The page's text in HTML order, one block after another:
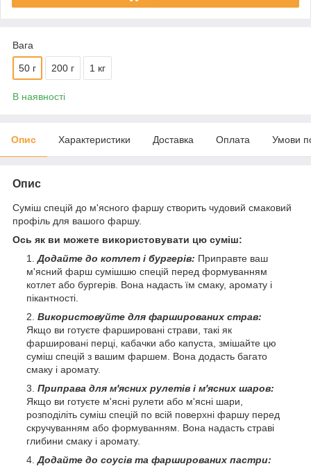
Вага
50 г 200 г 1 кг
В наявності
Опис Характеристики Доставка Оплата Умови
Опис
Суміш спецій до м'ясного фаршу створить чудовий смаковий
профіль для вашого фаршу.
Ось як ви можете використовувати цю суміш:
Додайте до котлет і бургерів: Приправте ваш
м'ясний фарш сумішшю спецій перед формуванням
котлет або бургерів. Вона надасть їм смаку, аромату і
пікантності.
Використовуйте для фаршированих страв:
Якщо ви готуєте фаршировані страви, такі як
фаршировані перці, кабачки або капуста, змішайте цю
суміш спецій з вашим фаршем. Вона додасть багато
смаку і аромату.
Приправа для м'ясних рулетів і м'ясних шаров:
Якщо ви готуєте м'ясні рулети або м'ясні шари,
розподіліть суміш спецій по всій поверхні фаршу перед
скручуванням або формуванням. Вона надасть страві
глибини смаку і аромату.
Додайте до соусів та фаршированих пастри: